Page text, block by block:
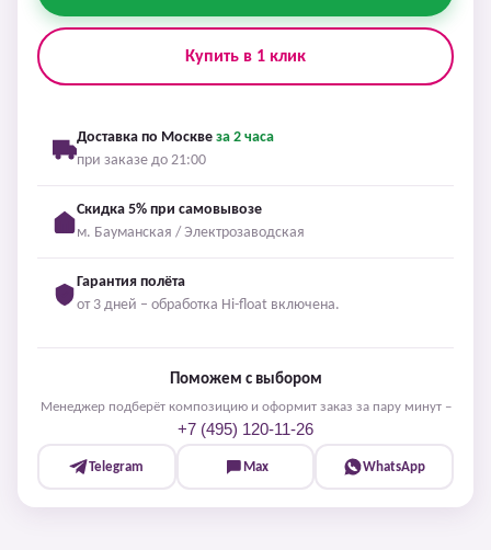
Купить в 1 клик
Доставка по Москве за 2 часа
при заказе до 21:00
Скидка 5% при самовывозе
м. Бауманская / Электрозаводская
Гарантия полёта
от 3 дней – обработка Hi-float включена.
Поможем с выбором
Менеджер подберёт композицию и оформит заказ за пару минут –
+7 (495) 120-11-26
Telegram Max WhatsApp